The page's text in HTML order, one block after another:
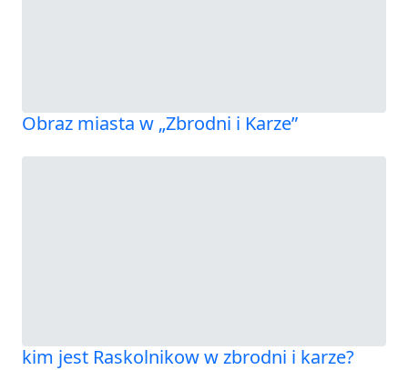
Obraz miasta w „Zbrodni i Karze”
kim jest Raskolnikow w zbrodni i karze?